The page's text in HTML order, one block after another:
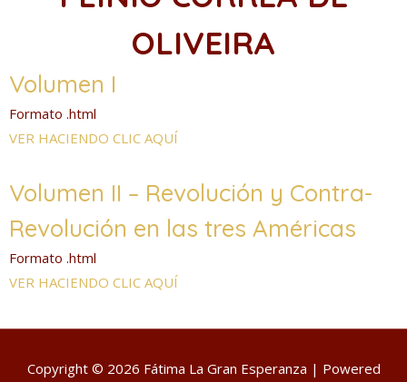
OLIVEIRA
Volumen I
Formato .html
VER HACIENDO CLIC AQUÍ
Volumen II – Revolución y Contra-
Revolución en las tres Américas
Formato .html
VER HACIENDO CLIC AQUÍ
Copyright © 2026 Fátima La Gran Esperanza | Powered